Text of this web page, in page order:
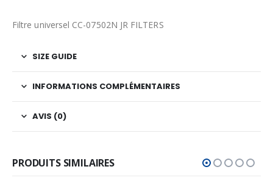
Filtre universel CC-07502N JR FILTERS
SIZE GUIDE
INFORMATIONS COMPLÉMENTAIRES
AVIS (0)
PRODUITS SIMILAIRES